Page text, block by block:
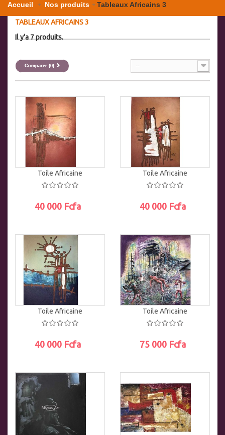
Accueil Nos produits Tableaux Africains 3
TABLEAUX AFRICAINS 3
Il y'a 7 produits.
--
Comparer (0)
Toile Africaine
40 000 Fcfa
AJOUTER AU PANIER
Toile Africaine
40 000 Fcfa
AJOUTER AU PANIER
Toile Africaine
40 000 Fcfa
AJOUTER AU PANIER
Toile Africaine
75 000 Fcfa
AJOUTER AU PANIER